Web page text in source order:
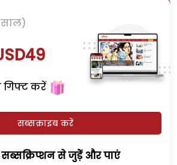
साल)
गिफ्ट करें
सब्सक्राइब करें
सब्सक्रिप्शन से जुड़ेें और पाएं